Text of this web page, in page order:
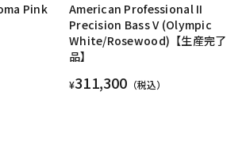
Pink
American Professional II
Precision Bass V (Olympic
White/Rosewood)【生産完了
品】
¥311,300 （税込）